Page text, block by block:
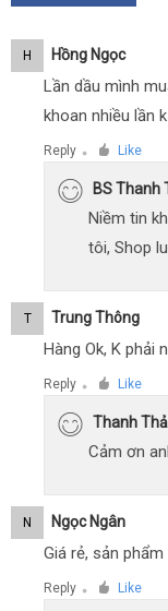
H Hồng Ngọc
Lần dầu mình
khoan nhiều lần
Reply ● Like
BS Thanh
Niềm tin
tôi, Shop
T Trung Thông
Hàng Ok, K phải
Reply ● Like
Thanh
Cảm ơn
N Ngọc Ngân
Giá rẻ, sản
Reply ● Like